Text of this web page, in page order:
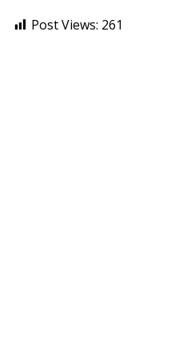
Post Views: 261